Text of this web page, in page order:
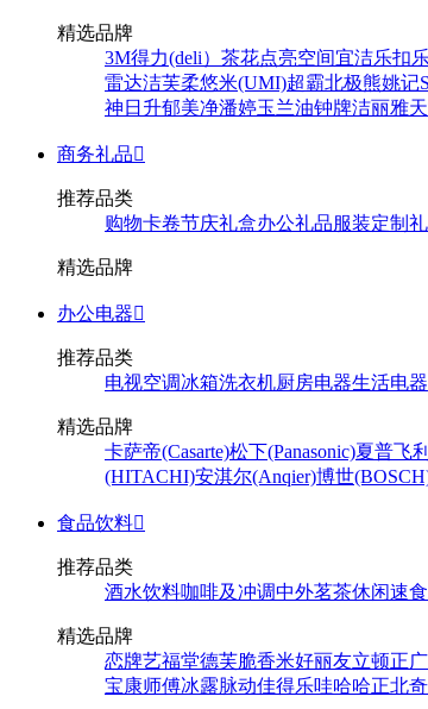
精选品牌
3M得力(deli） 茶花点亮空间宜洁乐扣
雷达洁芙柔悠米(UMI)超霸北极熊姚记
神 日升郁美净潘婷玉兰油钟牌洁丽雅
商务礼品
推荐品类
购物卡卷节庆礼盒办公礼品服装定制
精选品牌
办公电器
推荐品类
电视空调冰箱洗衣机厨房电器生活电器
精选品牌
卡萨帝(Casarte)松下(Panasonic)夏普飞
(HITACHI)安淇尔(Anqier)博世
食品饮料
推荐品类
酒水饮料咖啡及冲调中外茗茶休闲速食
精选品牌
恋牌艺福堂德芙脆香米好丽友立顿正广
宝康师傅冰露脉动佳得乐哇哈哈正北